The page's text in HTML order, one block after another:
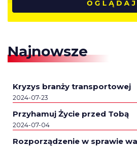
Najnowsze
Kryzys branży transportowej
2024-07-23
Przyhamuj Życie przed Tobą
2024-07-04
Rozporządzenie w sprawie